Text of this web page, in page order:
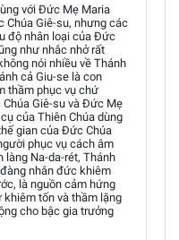
với Đức Mẹ Maria
Chúa Giê-su, nhưng các
độ nhân loại của Đức
như nhắc nhở rất
nói nhiều về Thánh
cả Giu-se là con
thầm phục vụ chứ
Giê-su và Đức Mẹ
của Thiên Chúa dùng
gian của Đức Chúa
phục vụ cách âm
làng Na-da-rét, Thánh
nhân đức khiêm
là nguồn cảm hứng
tốn và thầm lặng
cho bậc gia trưởng